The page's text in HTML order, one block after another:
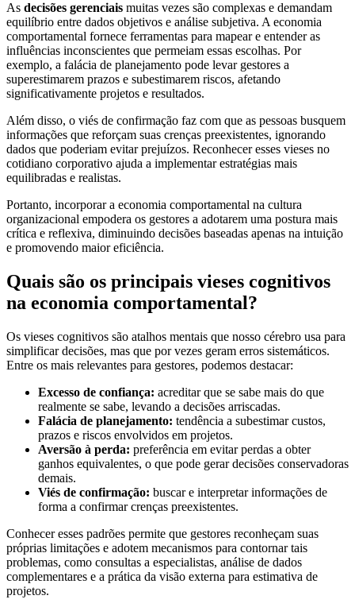
As decisões gerenciais muitas vezes são complexas e demandam
equilíbrio entre dados objetivos e análise subjetiva. A economia
comportamental fornece ferramentas para mapear e entender as
influências inconscientes que permeiam essas escolhas. Por
exemplo, a falácia de planejamento pode levar gestores a
superestimarem prazos e subestimarem riscos, afetando
significativamente projetos e resultados.
Além disso, o viés de confirmação faz com que as pessoas busquem
informações que reforçam suas crenças preexistentes, ignorando
dados que poderiam evitar prejuízos. Reconhecer esses vieses no
cotidiano corporativo ajuda a implementar estratégias mais
equilibradas e realistas.
Portanto, incorporar a economia comportamental na cultura
organizacional empodera os gestores a adotarem uma postura mais
crítica e reflexiva, diminuindo decisões baseadas apenas na intuição
e promovendo maior eficiência.
Quais são os principais vieses cognitivos
na economia comportamental?
Os vieses cognitivos são atalhos mentais que nosso cérebro usa para
simplificar decisões, mas que por vezes geram erros sistemáticos.
Entre os mais relevantes para gestores, podemos destacar:
Excesso de confiança: acreditar que se sabe mais do que
realmente se sabe, levando a decisões arriscadas.
Falácia de planejamento: tendência a subestimar custos,
prazos e riscos envolvidos em projetos.
Aversão à perda: preferência em evitar perdas a obter
ganhos equivalentes, o que pode gerar decisões conservadoras
demais.
Viés de confirmação: buscar e interpretar informações de
forma a confirmar crenças preexistentes.
Conhecer esses padrões permite que gestores reconheçam suas
próprias limitações e adotem mecanismos para contornar tais
problemas, como consultas a especialistas, análise de dados
complementares e a prática da visão externa para estimativa de
projetos.